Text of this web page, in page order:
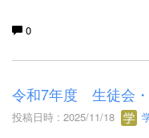
0
令和7年度 生徒会
投稿日時 : 2025/11/18